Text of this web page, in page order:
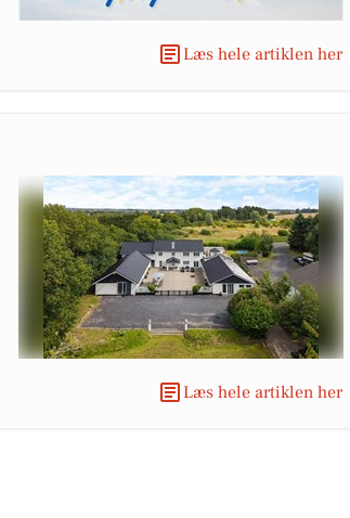
Læs hele artiklen her
Læs hele artiklen her